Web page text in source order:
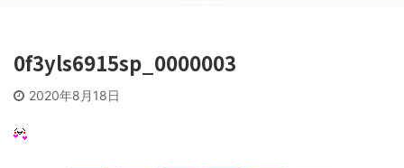
0f3yls6915sp_0000003
2020年8月18日